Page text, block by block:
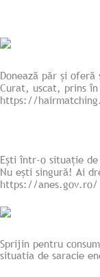
Donează păr și
Curat, uscat, prins
https://
Ești într-o situație de
Nu ești singură! Ai
https://anes.gov.ro/
Sprijin pentru
situatia de saracie